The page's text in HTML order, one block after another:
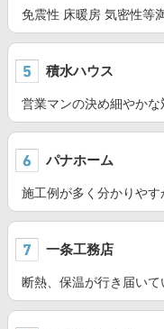
免震性 床暖房 気密性等
積水ハウス
営業マンの決め細やかな
パナホーム
施工例が多く分かりやす
一条工務店
断熱、保温が行き届いて